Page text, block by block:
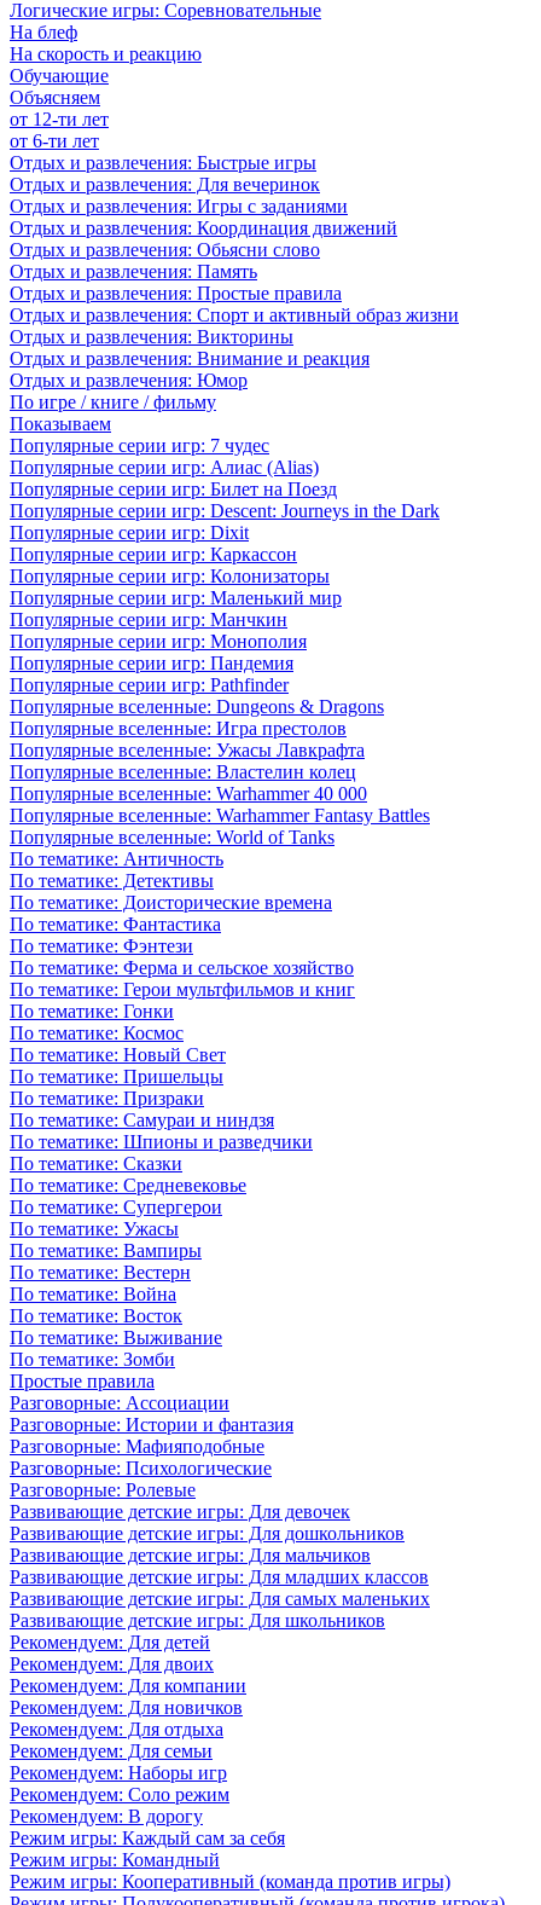
Логические игры: Соревновательные
На блеф
На скорость и реакцию
Обучающие
Объясняем
от 12-ти лет
от 6-ти лет
Отдых и развлечения: Быстрые игры
Отдых и развлечения: Для вечеринок
Отдых и развлечения: Игры с заданиями
Отдых и развлечения: Координация движений
Отдых и развлечения: Обьясни слово
Отдых и развлечения: Память
Отдых и развлечения: Простые правила
Отдых и развлечения: Спорт и активный образ жизни
Отдых и развлечения: Викторины
Отдых и развлечения: Внимание и реакция
Отдых и развлечения: Юмор
По игре / книге / фильму
Показываем
Популярные серии игр: 7 чудес
Популярные серии игр: Алиас (Alias)
Популярные серии игр: Билет на Поезд
Популярные серии игр: Descent: Journeys in the Dark
Популярные серии игр: Dixit
Популярные серии игр: Каркассон
Популярные серии игр: Колонизаторы
Популярные серии игр: Маленький мир
Популярные серии игр: Манчкин
Популярные серии игр: Монополия
Популярные серии игр: Пандемия
Популярные серии игр: Pathfinder
Популярные вселенные: Dungeons & Dragons
Популярные вселенные: Игра престолов
Популярные вселенные: Ужасы Лавкрафта
Популярные вселенные: Властелин колец
Популярные вселенные: Warhammer 40 000
Популярные вселенные: Warhammer Fantasy Battles
Популярные вселенные: World of Tanks
По тематике: Античность
По тематике: Детективы
По тематике: Доисторические времена
По тематике: Фантастика
По тематике: Фэнтези
По тематике: Ферма и сельское хозяйство
По тематике: Герои мультфильмов и книг
По тематике: Гонки
По тематике: Космос
По тематике: Новый Свет
По тематике: Пришельцы
По тематике: Призраки
По тематике: Самураи и ниндзя
По тематике: Шпионы и разведчики
По тематике: Сказки
По тематике: Средневековье
По тематике: Супергерои
По тематике: Ужасы
По тематике: Вампиры
По тематике: Вестерн
По тематике: Война
По тематике: Восток
По тематике: Выживание
По тематике: Зомби
Простые правила
Разговорные: Ассоциации
Разговорные: Истории и фантазия
Разговорные: Мафияподобные
Разговорные: Психологические
Разговорные: Ролевые
Развивающие детские игры: Для девочек
Развивающие детские игры: Для дошкольников
Развивающие детские игры: Для мальчиков
Развивающие детские игры: Для младших классов
Развивающие детские игры: Для самых маленьких
Развивающие детские игры: Для школьников
Рекомендуем: Для детей
Рекомендуем: Для двоих
Рекомендуем: Для компании
Рекомендуем: Для новичков
Рекомендуем: Для отдыха
Рекомендуем: Для семьи
Рекомендуем: Наборы игр
Рекомендуем: Соло режим
Рекомендуем: В дорогу
Режим игры: Каждый сам за себя
Режим игры: Командный
Режим игры: Кооперативный (команда против игры)